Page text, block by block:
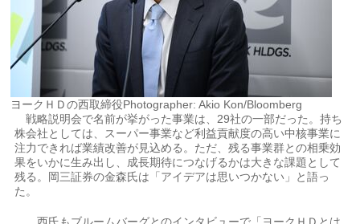
ヨークＨＤの西取締役Photographer: Akio Kon/Bloomberg
戦略説明会で名前が挙がった事業は、29社の一部だった。持ち
株会社としては、スーパー事業など利益貢献度の高い中核事業に
注力できれば業績改善が見込める。ただ、残る事業群との相乗効
果をいかに生み出し、成長期待につなげるかは大きな課題として
残る。岡三証券の金森氏は「アイデアは思いつかない」と語っ
た。